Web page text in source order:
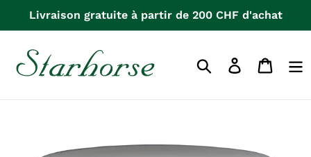
contenu
Livraison gratuite à partir de 200 CHF d'achat
Panier